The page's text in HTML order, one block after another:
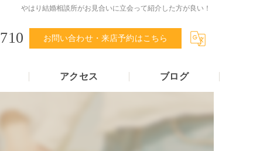
やはり結婚相談所がお見合いに立会って紹介した方が良い！
お問い合わせ・来店予約はこちら
アクセス ブログ